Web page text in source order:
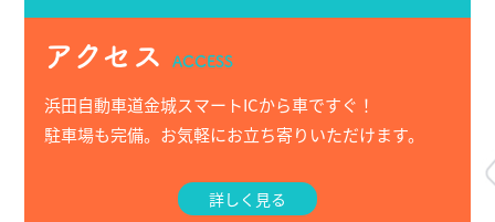
アクセス ACCESS
浜田自動車道金城スマートICから車ですぐ！
駐車場も完備。お気軽にお立ち寄りいただけます。
詳しく見る